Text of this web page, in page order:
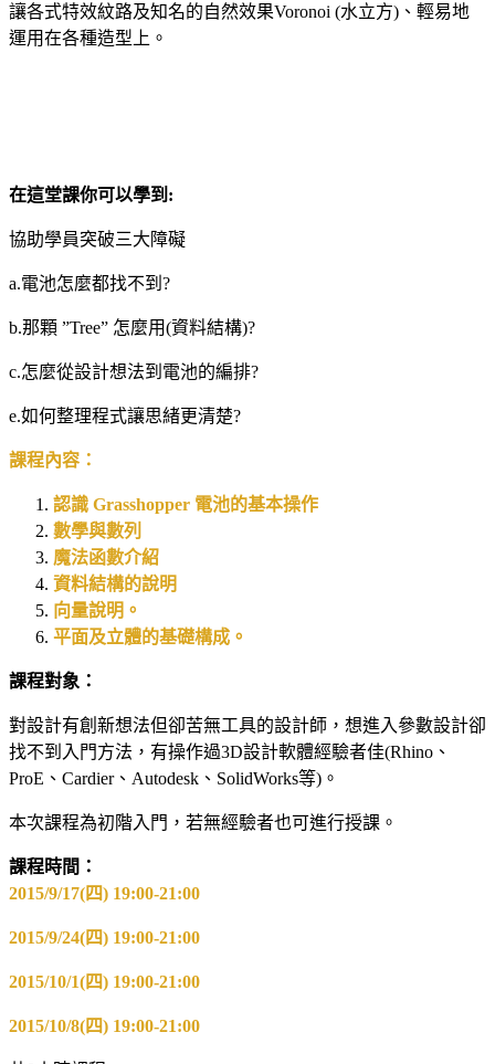
讓各式特效紋路及知名的自然效果Voronoi (水立方)、輕易地
運用在各種造型上。
在這堂課你可以學到 :
協助學員突破三大障礙
a.電池怎麼都找不到?
b.那顆 ”Tree” 怎麼用(資料結構)?
c.怎麼從設計想法到電池的編排?
e.如何整理程式讓思緒更清楚?
課程內容：
認識 Grasshopper 電池的基本操作
數學與數列
魔法函數介紹
資料結構的說明
向量說明。
平面及立體的基礎構成。
課程對象：
對設計有創新想法但卻苦無工具的設計師，想進入參數設計卻
找不到入門方法，有操作過3D設計軟體經驗者佳(Rhino、
ProE、Cardier、Autodesk、SolidWorks等)。
本次課程為初階入門，若無經驗者也可進行授課。
課程時間：
2015/9/17(四) 19:00-21:00
2015/9/24(四) 19:00-21:00
2015/10/1(四) 19:00-21:00
2015/10/8(四) 19:00-21:00